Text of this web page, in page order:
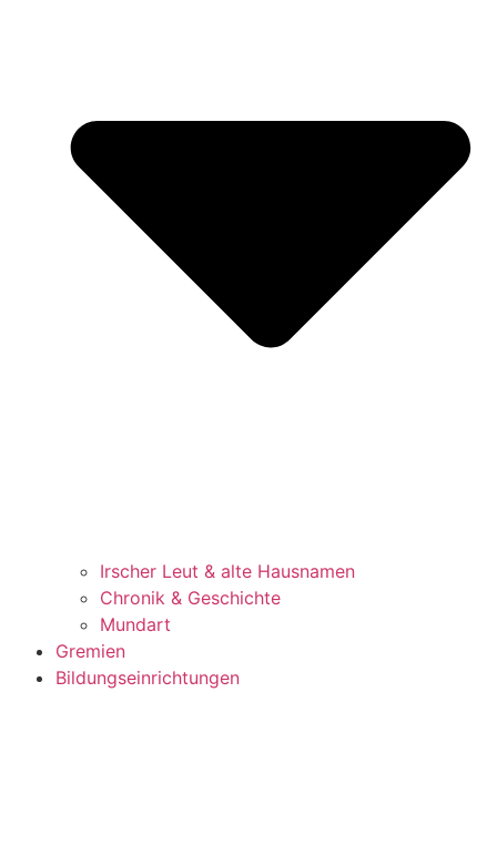
Irscher Leut & alte Hausnamen
Chronik & Geschichte
Mundart
Gremien
Bildungseinrichtungen